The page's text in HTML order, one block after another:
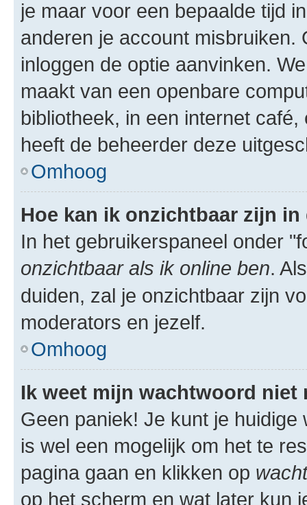
je maar voor een bepaalde tijd
anderen je account misbruiken.
inloggen de optie aanvinken.
maakt van een openbare
bibliotheek, in een internet
heeft de beheerder deze
Omhoog
Hoe kan ik onzichtbaar zijn
In het gebruikerspaneel onder
onzichtbaar als ik online ben.
duiden, zal je onzichtbaar zijn
moderators en jezelf.
Omhoog
Ik weet mijn wachtwoord niet
Geen paniek! Je kunt je
is wel een mogelijk om het te
pagina gaan en klikken op
op het scherm en wat later kun